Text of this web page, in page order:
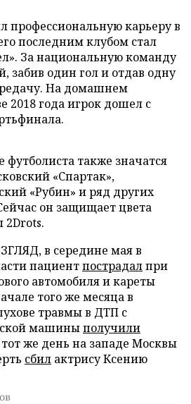
профессиональную карьеру в
последним клубом стал
За национальную команду
забив один гол и отдав одну
На домашнем
2018 года игрок дошел с
также значатся
«Спартак»,
«Рубин» и ряд других
он защищает цвета
в середине мая в
пациентпострадалпри
автомобиля и кареты
того же месяца в
травмы в ДТП с
машиныполучили
же день на западе Москвы
сбил актрису Ксению